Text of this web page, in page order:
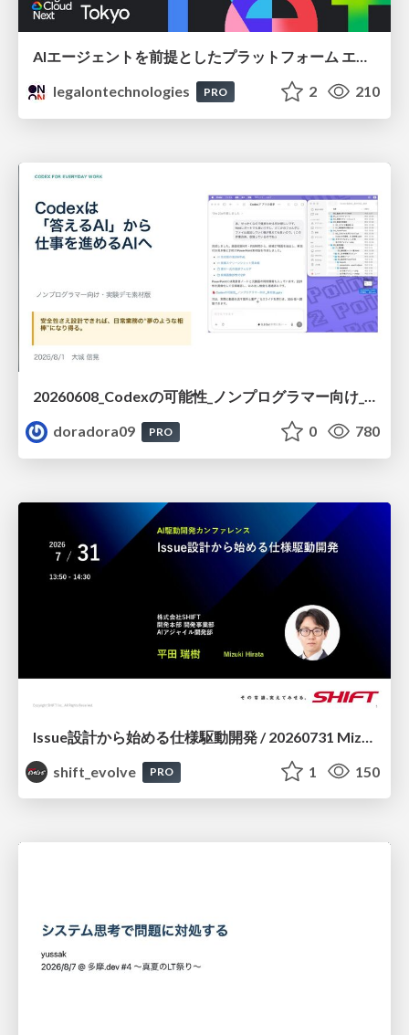
legalontechnologies
PRO 2 210
20260608_Codexの可能性_ノンプログラマー向け_大城追記
doradora09
PRO 0 780
shift_evolve
PRO 1 150